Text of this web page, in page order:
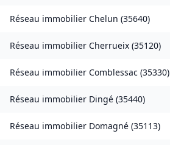
Réseau immobilier Chelun (35640)
Réseau immobilier Cherrueix (35120)
Réseau immobilier Comblessac (35330)
Réseau immobilier Dingé (35440)
Réseau immobilier Domagné (35113)